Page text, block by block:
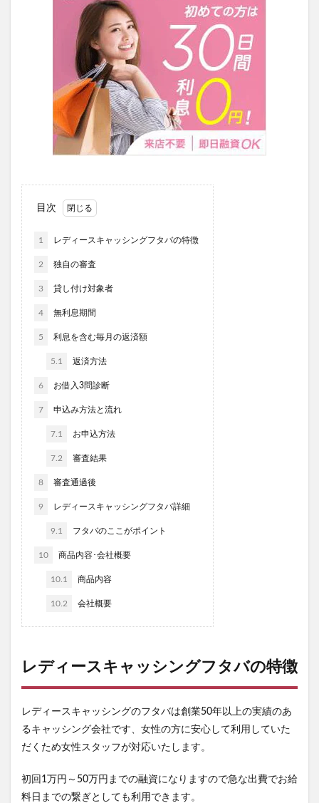
目次
1 レディースキャッシングフタバの特徴
2 独自の審査
3 貸し付け対象者
4 無利息期間
5 利息を含む毎月の返済額
5.1 返済方法
6 お借入3問診断
7 申込み方法と流れ
7.1 お申込方法
7.2 審査結果
8 審査通過後
9 レディースキャッシングフタバ詳細
9.1 フタバのここがポイント
10 商品内容･会社概要
10.1 商品内容
10.2 会社概要
レディースキャッシングフタバの特徴
レディースキャッシングのフタバは創業50年以上の実績のあ
るキャッシング会社です、女性の方に安心して利用していた
だくため女性スタッフが対応いたします。
初回1万円～50万円までの融資になりますので急な出費でお給
料日までの繋ぎとしても利用できます。